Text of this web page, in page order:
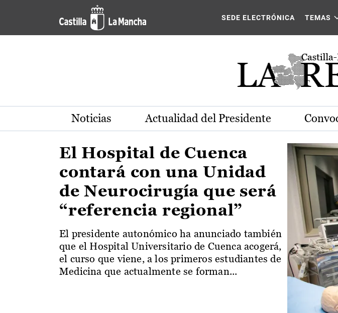
Pasar al contenido principal
Actualidad de la región de Castilla-La
SEDE ELECTRÓNICA TEMAS
Noticias Actualidad del Presidente
El Hospital de Cuenca
contará con una Unidad
de Neurocirugía que será
“referencia regional”
El presidente autonómico ha anunciado también
que el Hospital Universitario de Cuenca acogerá,
el curso que viene, a los primeros estudiantes de
Medicina que actualmente se forman...